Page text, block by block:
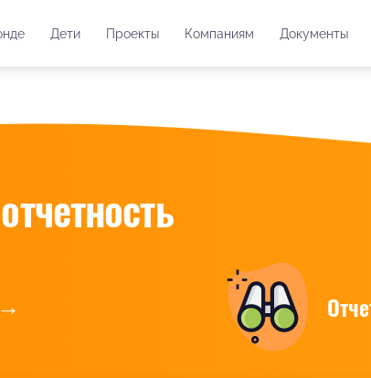
Дети Проекты Компаниям Документы